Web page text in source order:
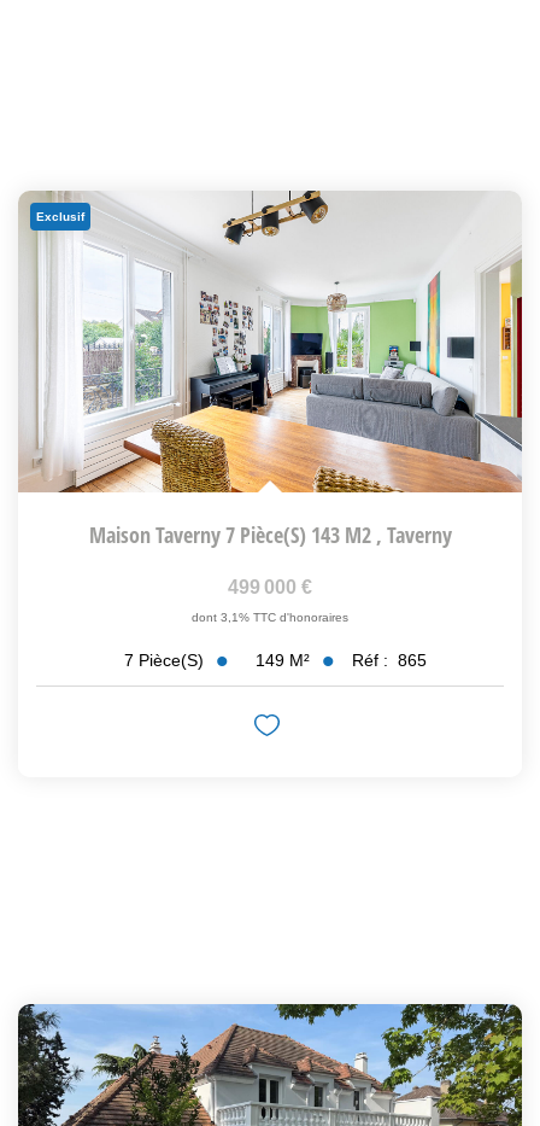
Exclusif
Maison Taverny 7 Pièce(s) 143 M2 , Taverny
499 000 €
dont 3,1% TTC d'honoraires
7 Pièce(s) 149 M² Réf : 865